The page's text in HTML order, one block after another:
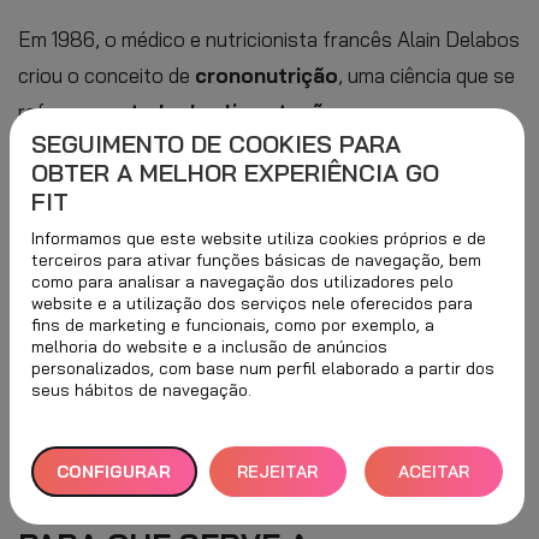
Em 1986, o médico e nutricionista francês Alain Delabos
criou o conceito de crononutrição, uma ciência que se
refere aoestudo da alimentação no nosso
sistema circadiano. Os diferentes efeitos que cada
um dos alimentos tem no nosso organismo dependem
pela qual esta ciência ou método investiga,
atualmente, o efeito da alimentação no nosso
ciclo circadiano. Por outras palavras, a crononutrição
estuda o impacto da ingestão de alimentos na secreção
de hormonas relacionadas com o sono, a fome, a vigília,
repercussões destes efeitos no corpo humano.
SEGUIMENTO DE COOKIES PARA
OBTER A MELHOR EXPERIÊNCIA GO
FIT
Informamos que este website utiliza cookies próprios e de
terceiros para ativar funções básicas de navegação, bem
como para analisar a navegação dos utilizadores pelo
website e a utilização dos serviços nele oferecidos para
fins de marketing e funcionais, como por exemplo, a
melhoria do website e a inclusão de anúncios
personalizados, com base num perfil elaborado a partir dos
seus hábitos de navegação.
CONFIGURAR REJEITAR
TUDO
ACEITAR
TODOS